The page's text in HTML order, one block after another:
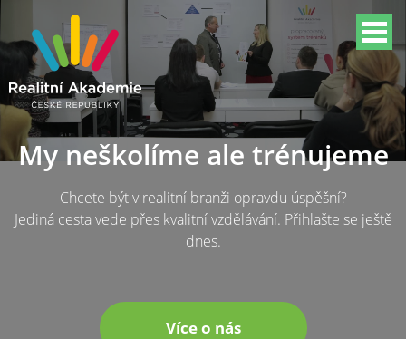
My neškolíme ale trénujeme
Chcete být v realitní branži opravdu úspěšní?
Jediná cesta vede přes kvalitní vzdělávání. Přihlašte se ještě
dnes.
Více o nás